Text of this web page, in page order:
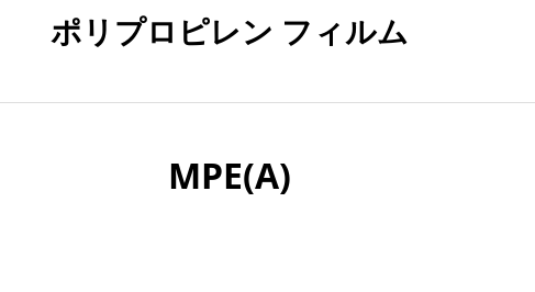
ポリプロピレン フィルム
MPE(A)